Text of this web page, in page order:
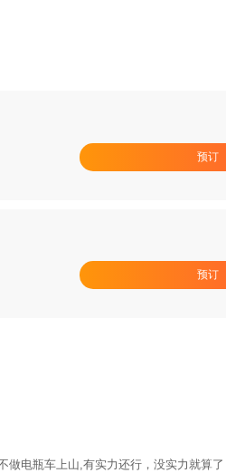
预订
预订
电瓶车上山,有实力还行，没实力就算